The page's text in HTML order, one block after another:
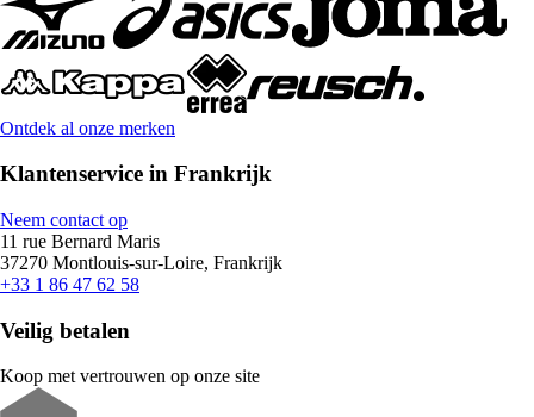
Ontdek al onze merken
Klantenservice in Frankrijk
Neem contact op
11 rue Bernard Maris
37270 Montlouis-sur-Loire, Frankrijk
+33 1 86 47 62 58
Veilig betalen
Koop met vertrouwen op onze site